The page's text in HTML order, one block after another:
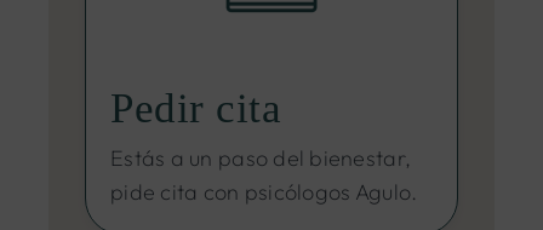
Pedir cita
Estás a un paso del bienestar,
pide cita con psicólogos Agulo.